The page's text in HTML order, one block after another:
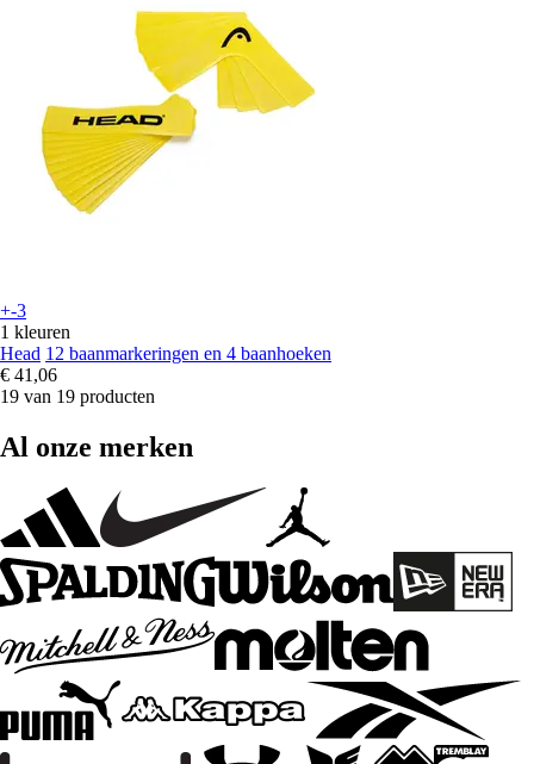
+-3
1 kleuren
Head 12 baanmarkeringen en 4 baanhoeken
€ 41,06
19 van 19 producten
Al onze merken